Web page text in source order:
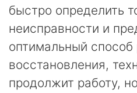
быстро определить
неисправности и
оптимальный
восстановления,
продолжит работу,